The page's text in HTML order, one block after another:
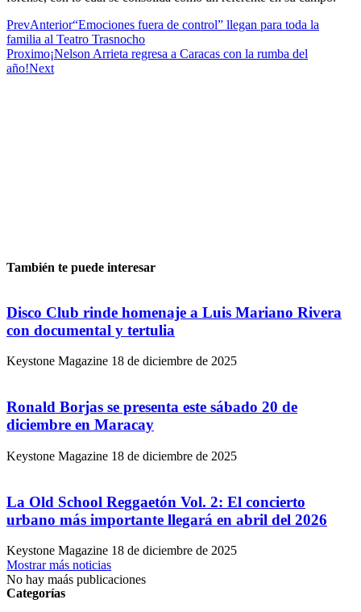
PrevAnterior“Emociones fuera de control” llegan para toda la
familia al Teatro Trasnocho
Proximo¡Nelson Arrieta regresa a Caracas con la rumba del
año!Next
También te puede interesar
Disco Club rinde homenaje a Luis Mariano Rivera
con documental y tertulia
Keystone Magazine 18 de diciembre de 2025
Ronald Borjas se presenta este sábado 20 de
diciembre en Maracay
Keystone Magazine 18 de diciembre de 2025
La Old School Reggaetón Vol. 2: El concierto
urbano más importante llegará en abril del 2026
Keystone Magazine 18 de diciembre de 2025
Mostrar más noticias
No hay maás publicaciones
Categorías